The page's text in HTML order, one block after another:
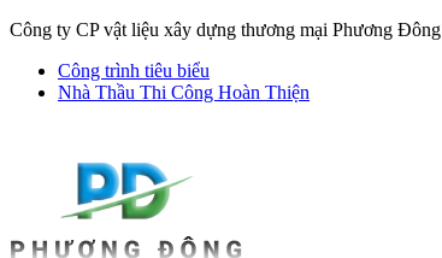
Công ty CP vật liệu xây dựng thương mại Phương Đông
Công trình tiêu biểu
Nhà Thầu Thi Công Hoàn Thiện